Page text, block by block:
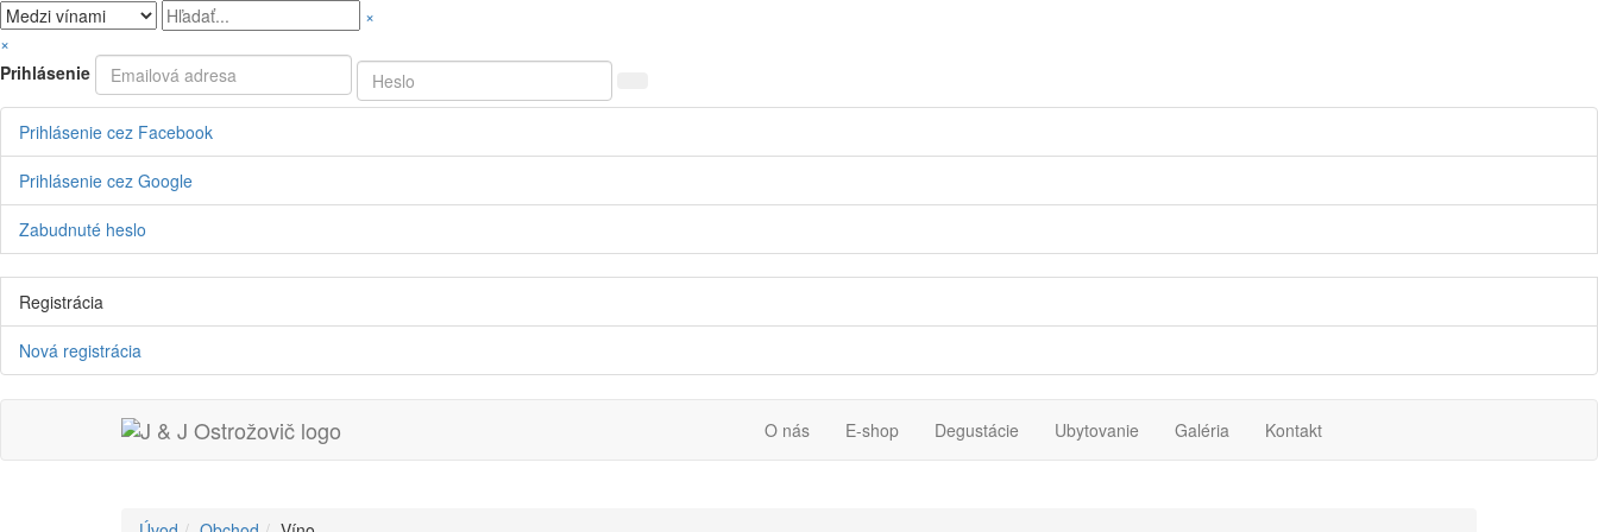
×
×
Prihlásenie
Prihlásenie cez Facebook
Prihlásenie cez Google
Zabudnuté heslo
Registrácia
Nová registrácia
O nás E-shop Degustácie Ubytovanie Galéria Kontakt